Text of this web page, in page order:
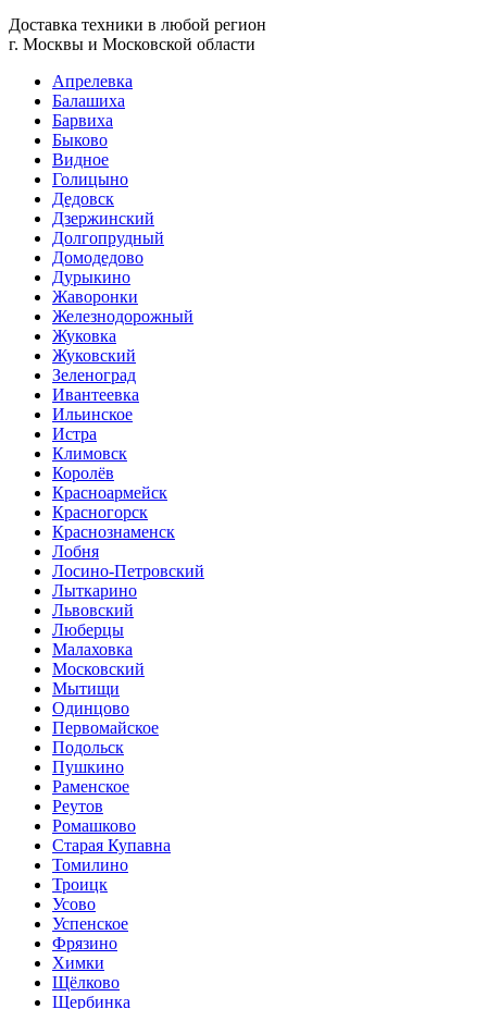
Доставка техники в любой регион
г. Москвы и Московской области
Апрелевка
Балашиха
Барвиха
Быково
Видное
Голицыно
Дедовск
Дзержинский
Долгопрудный
Домодедово
Дурыкино
Жаворонки
Железнодорожный
Жуковка
Жуковский
Зеленоград
Ивантеевка
Ильинское
Истра
Климовск
Королёв
Красноармейск
Красногорск
Краснознаменск
Лобня
Лосино-Петровский
Лыткарино
Львовский
Люберцы
Малаховка
Московский
Мытищи
Одинцово
Первомайское
Подольск
Пушкино
Раменское
Реутов
Ромашково
Старая Купавна
Томилино
Троицк
Усово
Успенское
Фрязино
Химки
Щёлково
Щербинка